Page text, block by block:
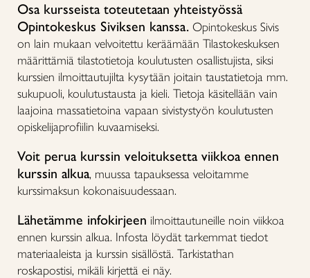
Osa kursseista toteutetaan yhteistyössä
Opintokeskus Siviksen kanssa. Opintokeskus Sivis
on lain mukaan velvoitettu keräämään Tilastokeskuksen
määrittämiä tilastotietoja koulutusten osallistujista, siksi
kurssien ilmoittautujilta kysytään joitain taustatietoja mm.
sukupuoli, koulutustausta ja kieli. Tietoja käsitellään vain
laajoina massatietoina vapaan sivistystyön koulutusten
opiskelijaprofiilin kuvaamiseksi.
Voit perua kurssin veloituksetta viikkoa ennen
kurssin alkua, muussa tapauksessa veloitamme
kurssimaksun kokonaisuudessaan.
Lähetämme infokirjeen ilmoittautuneille noin viikkoa
ennen kurssin alkua. Infosta löydät tarkemmat tiedot
materiaaleista ja kurssin sisällöstä. Tarkistathan
roskapostisi, mikäli kirjettä ei näy.